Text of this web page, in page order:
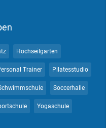
Hochseilgarten
Trainer Pilatesstudio
Soccerhalle
Yogaschule